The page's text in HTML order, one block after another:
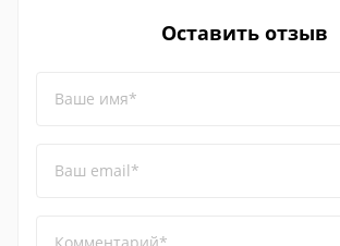
Оставить отзыв
Ваше имя*
Ваш email*